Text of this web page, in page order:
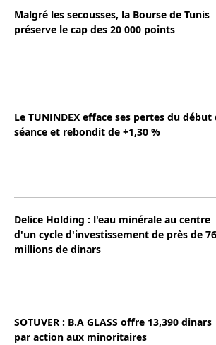
Malgré les secousses, la Bourse de Tunis
préserve le cap des 20 000 points
Le TUNINDEX efface ses pertes du début
séance et rebondit de +1,30 %
Delice Holding : l'eau minérale au centre
d'un cycle d'investissement de près de 76
millions de dinars
SOTUVER : B.A GLASS offre 13,390 dinars
par action aux minoritaires